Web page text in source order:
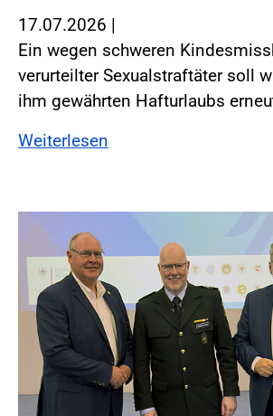
17.07.2026 |
Ein wegen schweren
verurteilter Sexualstraftäter soll
ihm gewährten Hafturlaubs
Weiterlesen